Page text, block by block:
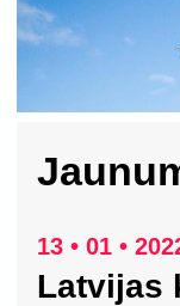
13 • 01 •
Latvijas